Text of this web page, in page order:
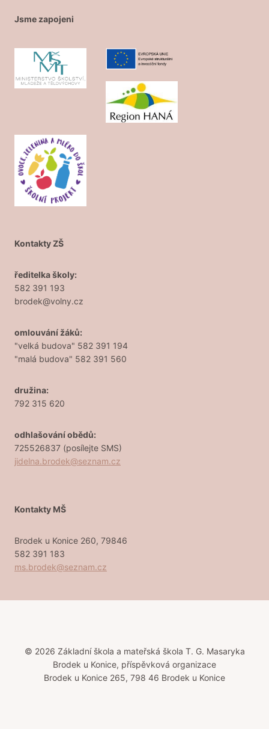
Jsme zapojeni
Kontakty ZŠ
ředitelka školy:
582 391 193
brodek@volny.cz
omlouvání žáků:
"velká budova" 582 391 194
"malá budova" 582 391 560
družina:
792 315 620
odhlašování obědů:
725526837 (posílejte SMS)
jidelna.brodek@seznam.cz
Kontakty MŠ
Brodek u Konice 260, 79846
582 391 183
ms.brodek@seznam.cz
© 2026 Základní škola a mateřská škola T. G. Masaryka
Brodek u Konice, příspěvková organizace
Brodek u Konice 265, 798 46 Brodek u Konice